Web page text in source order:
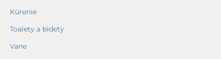
Kúrenie
Toalety a bidety
Vane